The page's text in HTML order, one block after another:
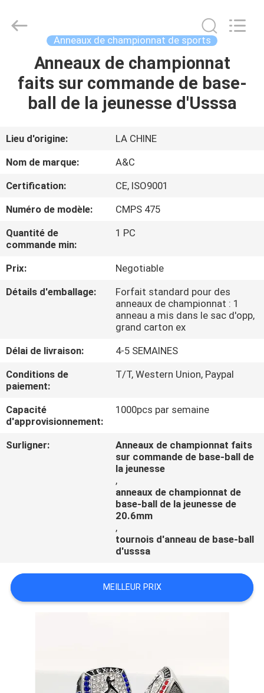
MAISON
PRODUITS
AU
SUJET
DE
VISITE
CONTRÔLE
CONTACTEZ-
NOUS
NOUVELLES
commande
Anneaux de championnat de sports
Anneaux de championnat
faits sur commande de base-
ball de la jeunesse d'Usssa
Lieu d'origine:
LA CHINE
Nom de marque:
A&C
Certification:
CE, ISO9001
Numéro de modèle:
CMPS 475
Quantité de
commande min:
1 PC
Prix:
Negotiable
Détails d'emballage:
Forfait standard pour des
anneaux de championnat : 1
anneau a mis dans le sac d'opp,
grand carton ex
Délai de livraison:
4-5 SEMAINES
Conditions de
paiement:
T/T, Western Union, Paypal
Capacité
d'approvisionnement:
1000pcs par semaine
Surligner:
Anneaux de championnat faits
sur commande de base-ball de
la jeunesse
,
anneaux de championnat de
base-ball de la jeunesse de
20.6mm
,
tournois d'anneau de base-ball
d'usssa
MEILLEUR PRIX